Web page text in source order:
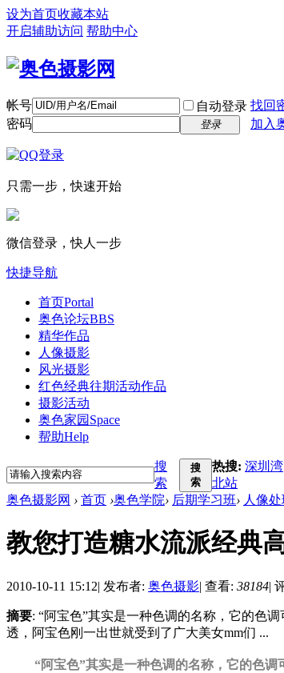
设为首页收藏本站
开启辅助访问 帮助中心
帐号 自动登录 找回
密码
登录 加入
只需一步，快速开始
微信登录，快人一步
快捷导航
首页Portal
奥色论坛BBS
精华作品
人像摄影
风光摄影
红色经典往期活动作品
摄影活动
奥色家园 Space
帮助Help
搜
索
搜
索
热搜: 深圳湾
北站
奥色摄影网 › 首页 ›奥色学院› 后期学习班› 人像处
教您打造糖水流派经典
2010-10-11 15:12| 发布者: 奥色摄影| 查看: 38184|
摘要: “阿宝色”其实是一种色调的名称，它的色
透，阿宝色刚一出世就受到了广大美女mm们 ...
“阿宝色”其实是一种色调的名称，它的色调